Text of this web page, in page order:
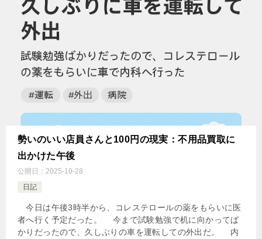
勢いのいい店員さんと100円の現実：不用品買取に
出かけた午後
公開日： 2025-10-28
日記
今日は午後3時半から、コレステロールの薬をもらいに医
者へ行く予定だった。 今まで試験勉強で机に向かってば
かりだったので、久しぶりの車を運転しての外出だ。 内